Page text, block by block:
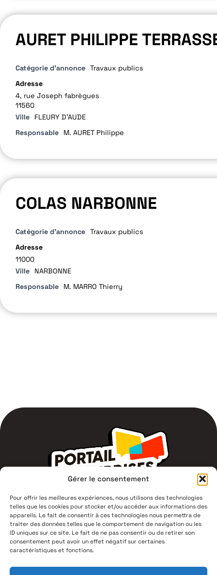
Gérer le consentement
Pour offrir les meilleures expériences, nous utilisons des technologies
telles que les cookies pour stocker et/ou accéder aux informations des
appareils. Le fait de consentir à ces technologies nous permettra de
traiter des données telles que le comportement de navigation ou les
ID uniques sur ce site. Le fait de ne pas consentir ou de retirer son
consentement peut avoir un effet négatif sur certaines
caractéristiques et fonctions.
AURET PHILIPPE
Catégorie d'annonce Travaux publics
Adresse
4, rue Joseph fabrègues
11560
Ville
FLEURY D'AUDE
Responsable
M. AURET Philippe
COLAS NARBONNE
Catégorie d'annonce Travaux publics
Adresse
11000
Ville
NARBONNE
Responsable
M. MARRO Thierry
1 Av du Campus Jean Durand,
11400 Castelnaudary
04 68 94 53 00